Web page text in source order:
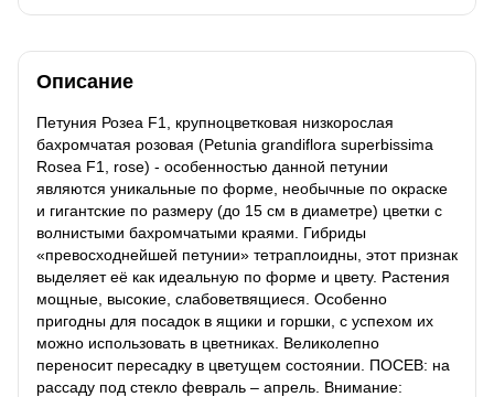
Описание
Петуния Розеа F1, крупноцветковая низкорослая
бахромчатая розовая (Petunia grandiflora superbissima
Rosea F1, rose) - особенностью данной петунии
являются уникальные по форме, необычные по окраске
и гигантские по размеру (до 15 см в диаметре) цветки с
волнистыми бахромчатыми краями. Гибриды
«превосходнейшей петунии» тетраплоидны, этот признак
выделяет её как идеальную по форме и цвету. Растения
мощные, высокие, слабоветвящиеся. Особенно
пригодны для посадок в ящики и горшки, с успехом их
можно использовать в цветниках. Великолепно
переносит пересадку в цветущем состоянии. ПОСЕВ: на
рассаду под стекло февраль – апрель. Внимание: